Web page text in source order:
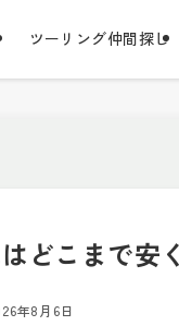
ツーリング仲間探し
どこまで安
年8月6日